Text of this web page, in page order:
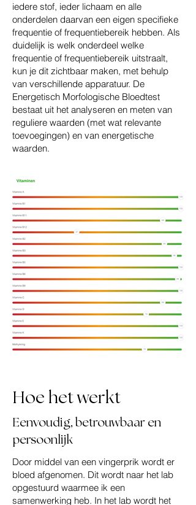
iedere stof, ieder lichaam en alle
onderdelen daarvan een eigen specifieke
frequentie of frequentiebereik hebben. Als
duidelijk is welk onderdeel welke
frequentie of frequentiebereik uitstraalt,
kun je dit zichtbaar maken, met behulp
van verschillende apparatuur. De
Energetisch Morfologische Bloedtest
bestaat uit het analyseren en meten van
reguliere waarden (met wat relevante
toevoegingen) en van energetische
waarden.
Hoe het werkt
Eenvoudig, betrouwbaar en
persoonlijk
Door middel van een vingerprik wordt er
bloed afgenomen. Dit wordt naar het lab
opgestuurd waarmee ik een
samenwerking heb. In het lab wordt het